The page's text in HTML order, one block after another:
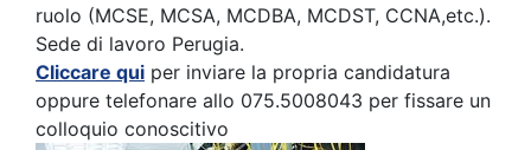
ruolo (MCSE, MCSA, MCDBA, MCDST, CCNA,etc.).
Sede di lavoro Perugia.
Cliccare qui per inviare la propria candidatura
oppure telefonare allo 075.5008043 per fissare un
colloquio conoscitivo